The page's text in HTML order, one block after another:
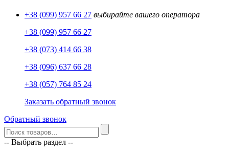
+38 (099) 957 66 27 выбирайте вашего оператора
+38 (099) 957 66 27
+38 (073) 414 66 38
+38 (096) 637 66 28
+38 (057) 764 85 24
Заказать обратный звонок
Обратный звонок
-- Выбрать раздел --